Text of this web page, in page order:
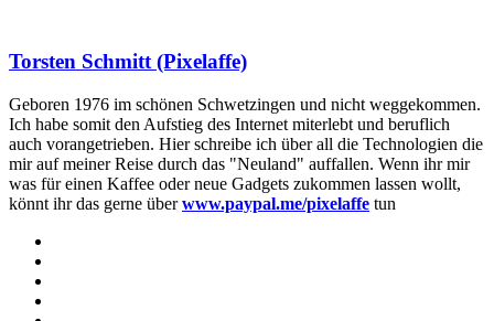
Torsten Schmitt (Pixelaffe)
Geboren 1976 im schönen Schwetzingen und nicht weggekommen.
Ich habe somit den Aufstieg des Internet miterlebt und beruflich
auch vorangetrieben. Hier schreibe ich über all die Technologien die
mir auf meiner Reise durch das "Neuland" auffallen. Wenn ihr mir
was für einen Kaffee oder neue Gadgets zukommen lassen wollt,
könnt ihr das gerne überwww.paypal.me/pixelaffe tun